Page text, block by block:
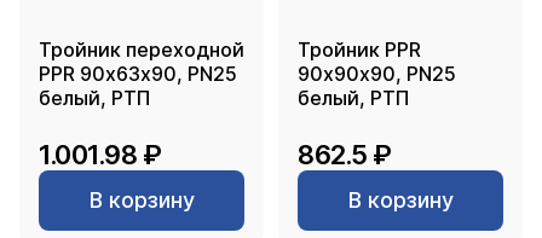
Тройник переходной
PPR 90х63х90, PN25
белый, РТП
1.001.98 ₽
В корзину
Тройник PPR
90х90х90, PN25
белый, РТП
862.5 ₽
В корзину